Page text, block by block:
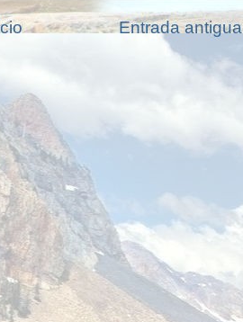
Entrada antigua